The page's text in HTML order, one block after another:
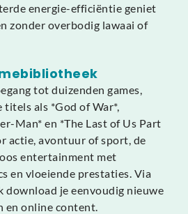
energie-efficiëntie geniet
zonder overbodig lawaai of
tot duizenden games,
als *God of War*,
Man* en *The Last of Us Part
actie, avontuur of sport, de
entertainment met
en vloeiende prestaties. Via
download je eenvoudig nieuwe
en online content.